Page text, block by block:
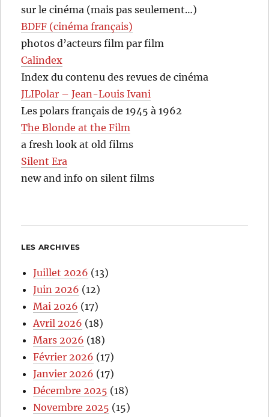
sur le cinéma (mais pas seulement…)
BDFF (cinéma français)
photos d’acteurs film par film
Calindex
Index du contenu des revues de cinéma
JLIPolar – Jean-Louis Ivani
Les polars français de 1945 à 1962
The Blonde at the Film
a fresh look at old films
Silent Era
new and info on silent films
LES ARCHIVES
Juillet 2026 (13)
Juin 2026 (12)
Mai 2026 (17)
Avril 2026 (18)
Mars 2026 (18)
Février 2026 (17)
Janvier 2026 (17)
Décembre 2025 (18)
Novembre 2025 (15)